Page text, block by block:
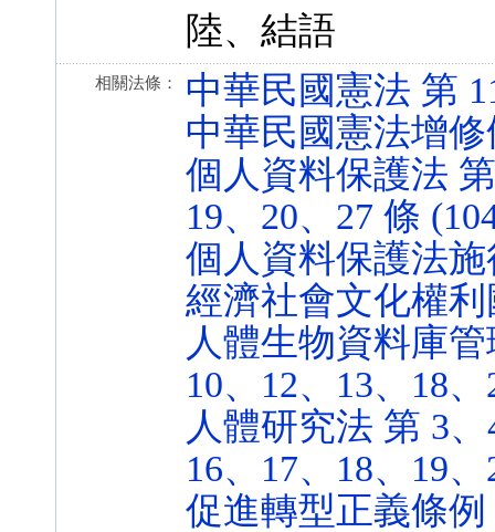
陸、結語
相關法條：
中華民國憲法 第
中華民國憲法增修
個人資料保護法
19、20、27 條
個人資料保護法施
經濟社會文化權利
人體生物資料庫
10、12、13、18
人體研究法 第 3
16、17、18、19
促進轉型正義條例